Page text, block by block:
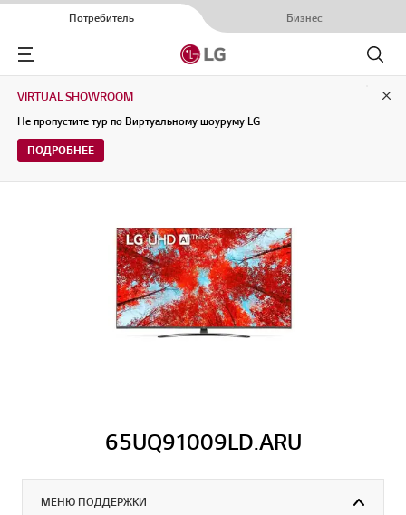
Потребитель Бизнес
Menu
Поиск
VIRTUAL SHOWROOM
Не пропустите тур по Виртуальному шоуруму LG
ПОДРОБНЕЕ
65UQ91009LD.ARU
МЕНЮ ПОДДЕРЖКИ